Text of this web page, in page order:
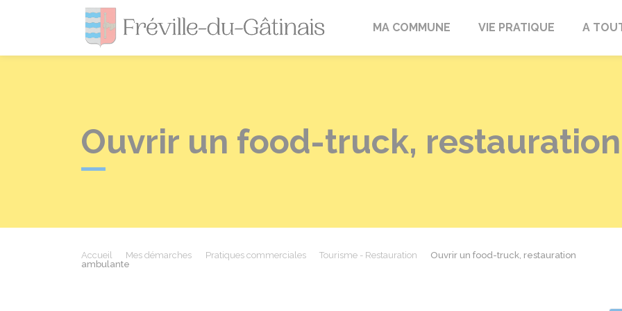
Fréville-du-Gâtinais
MA COMMUNE VIE PRATIQUE A
Ouvrir un food-truck,
Accueil Mes démarches Pratiques commerciales Tourisme - Restauration
Ouvrir un food-truck, restauration
ambulante